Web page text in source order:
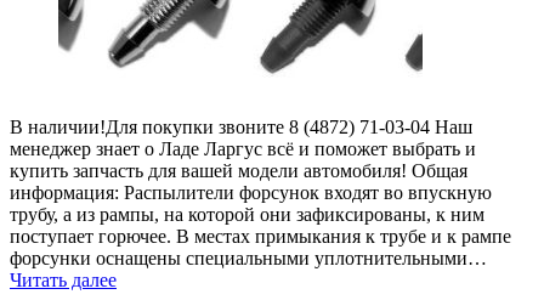
В наличии!Для покупки звоните 8 (4872) 71-03-04 Наш
менеджер знает о Ладе Ларгус всё и поможет выбрать и
купить запчасть для вашей модели автомобиля! Общая
информация: Распылители форсунок входят во впускную
трубу, а из рампы, на которой они зафиксированы, к ним
поступает горючее. В местах примыкания к трубе и к рампе
форсунки оснащены специальными уплотнительными…
Читать далее